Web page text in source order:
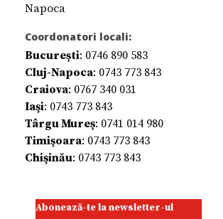
Napoca
Coordonatori locali:
București: 0746 890 583
Cluj-Napoca: 0743 773 843
Craiova: 0767 340 031
Iaşi: 0743 773 843
Târgu Mureș: 0741 014 980
Timişoara: 0743 773 843
Chişinău: 0743 773 843
Abonează-te la newsletter-ul